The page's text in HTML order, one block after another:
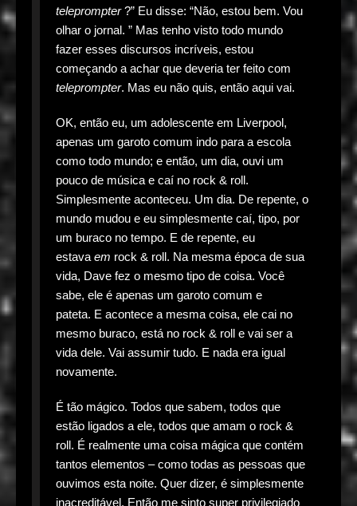
teleprompter?” Eu disse: “Não, estou bem. Vou
olhar o jornal. ” Mas tenho visto todo mundo
fazer esses discursos incríveis, estou
começando a achar que deveria ter feito com
teleprompter. Mas eu não quis, então aqui vai.
OK, então eu, um adolescente em Liverpool,
apenas um garoto comum indo para a escola
como todo mundo; e então, um dia, ouvi um
pouco de música e caí no rock & roll.
Simplesmente aconteceu. Um dia. De repente, o
mundo mudou e eu simplesmente caí, tipo, por
um buraco no tempo. E de repente, eu
estava em rock & roll. Na mesma época de sua
vida, Dave fez o mesmo tipo de coisa. Você
sabe, ele é apenas um garoto comum e
pateta. E acontece a mesma coisa, ele cai no
mesmo buraco, está no rock & roll e vai ser a
vida dele. Vai assumir tudo. E nada era igual
novamente.
É tão mágico. Todos que sabem, todos que
estão ligados a ele, todos que amam o rock &
roll. É realmente uma coisa mágica que contém
tantos elementos – como todas as pessoas que
ouvimos esta noite. Quer dizer, é simplesmente
inacreditável. Então me sinto super privilegiado